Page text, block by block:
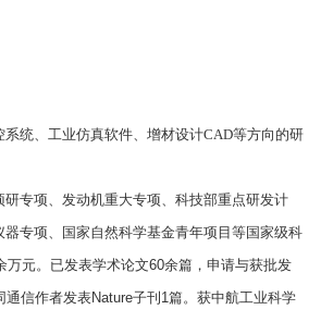
系统、工业仿真软件、增材设计CAD等方向的研
研专项、发动机重大专项、科技部重点研发计
专项、国家自然科学基金青年项目等国家级科
万元。已发表学术论文60余篇，申请与获批发
通信作者发表Nature子刊 1篇。获中航工业科学